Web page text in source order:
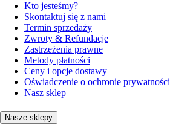
Kto jesteśmy?
Skontaktuj się z nami
Termin sprzedaży
Zwroty & Refundacje
Zastrzeżenia prawne
Metody płatności
Ceny i opcje dostawy
Oświadczenie o ochronie prywatności
Nasz sklep
Nasze sklepy